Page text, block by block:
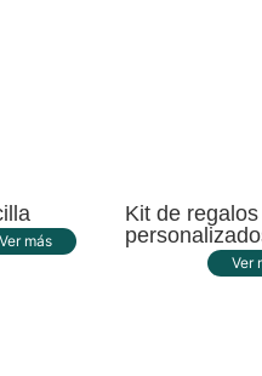
Ver más
Kit de regalos
Ver